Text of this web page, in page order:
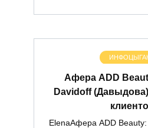
Афера ADD
Davidoff
ElenaАфера ADD